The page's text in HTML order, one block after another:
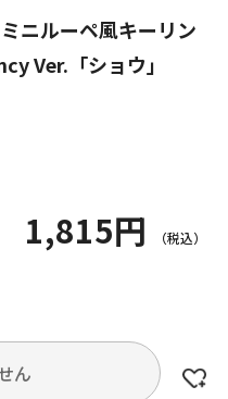
ニルーペ風キーリン
Ver.「ショウ」
1,815円
ん